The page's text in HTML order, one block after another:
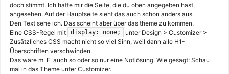
doch stimmt. Ich hatte mir die Seite, die du oben angegeben hast,
angesehen. Auf der Hauptseite sieht das auch schon anders aus.
Den Text sehe ich. Das scheint aber über das theme zu kommen.
Eine CSS-Regel mit
display: none;
unter Design > Customizer >
Zusätzliches CSS macht nicht so viel Sinn, weil dann alle H1-
Überschriften verschwinden.
Das wäre m. E. auch so oder so nur eine Notlösung. Wie gesagt: Schau
mal in das Theme unter Customizer.